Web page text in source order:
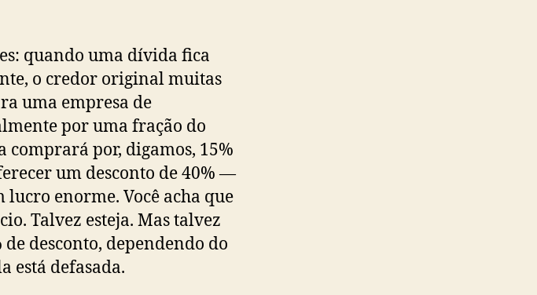
quando uma dívida fica
o credor original muitas
uma empresa de
por uma fração do
comprará por, digamos, 15%
um desconto de 40% —
enorme. Você acha que
Talvez esteja. Mas talvez
desconto, dependendo do
está defasada.